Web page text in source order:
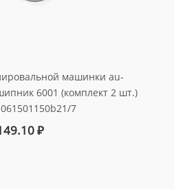
машинки au-
6001 (комплект 2 шт.)
7
₽